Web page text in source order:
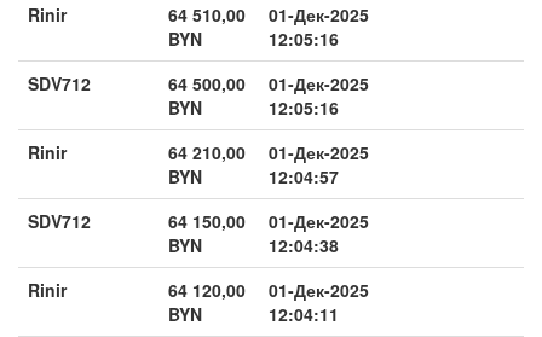
Rinir
64 510,00
BYN
01-Дек-2025
12:05:16
SDV712
64 500,00
BYN
01-Дек-2025
12:05:16
Rinir
64 210,00
BYN
01-Дек-2025
12:04:57
SDV712
64 150,00
BYN
01-Дек-2025
12:04:38
Rinir
64 120,00
BYN
01-Дек-2025
12:04:11